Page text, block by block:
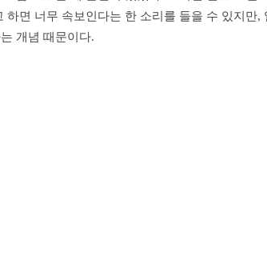
하면 너무 속보인다는 한 소리를 들을 수 있지만,
개념 때문이다.